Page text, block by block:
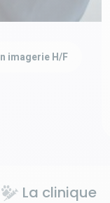
imagerie H/F
La clinique